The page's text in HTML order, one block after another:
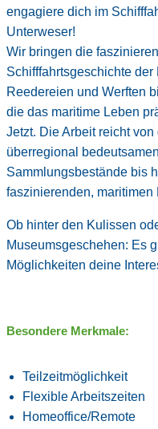
engagiere dich im
Unterweser!
Wir bringen die
Schifffahrtsgeschichte der
Reedereien und Werften
die das maritime Leben
Jetzt. Die Arbeit reicht
überregional bedeutsamen
Sammlungsbestände bis
faszinierenden, maritimen
Ob hinter den Kulissen
Museumsgeschehen: Es
Möglichkeiten deine
Besondere Merkmale:
Teilzeitmöglichkeit
Flexible Arbeitszeiten
Homeoffice/Remote